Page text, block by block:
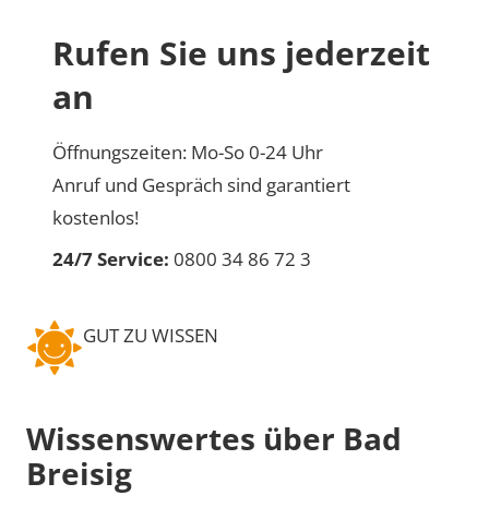
Rufen Sie uns jederzeit
an
Öffnungszeiten: Mo-So 0-24 Uhr
Anruf und Gespräch sind garantiert
kostenlos!
24/7 Service: 0800 34 86 72 3
GUT ZU WISSEN
Wissenswertes über Bad
Breisig